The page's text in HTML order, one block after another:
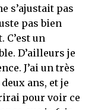
s’ajustait pas
pas bien
C’est un
D’ailleurs je
J’ai un très
ans, et je
pour voir ce